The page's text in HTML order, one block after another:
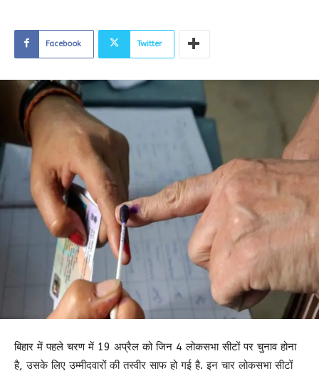
Facebook Twitter
बिहार में पहले चरण में 19 अप्रैल को जिन 4 लोकसभा सीटों पर चुनाव होना
है, उसके लिए उम्मीदवारों की तस्वीर साफ हो गई है. इन चार लोकसभा सीटों